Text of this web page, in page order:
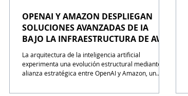
OPENAI Y AMAZON DESPLIEGAN
SOLUCIONES AVANZADAS DE IA
BAJO LA INFRAESTRUCTURA DE AWS
La arquitectura de la inteligencia artificial
experimenta una evolución estructural mediante la
alianza estratégica entre OpenAI y Amazon, un
dólares que unifica la infraestructura de AWS con la